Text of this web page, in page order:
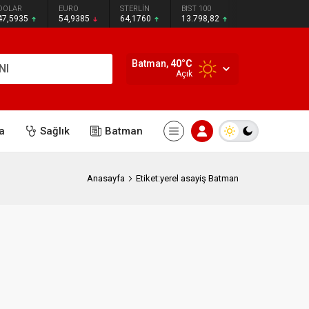
EURO
54,9385
STERLİN
64,1760
BIST 100
13.798,82
Batman,40°C
Açık
Sağlık Batman
Anasayfa Etiket:yerel asayiş Batman